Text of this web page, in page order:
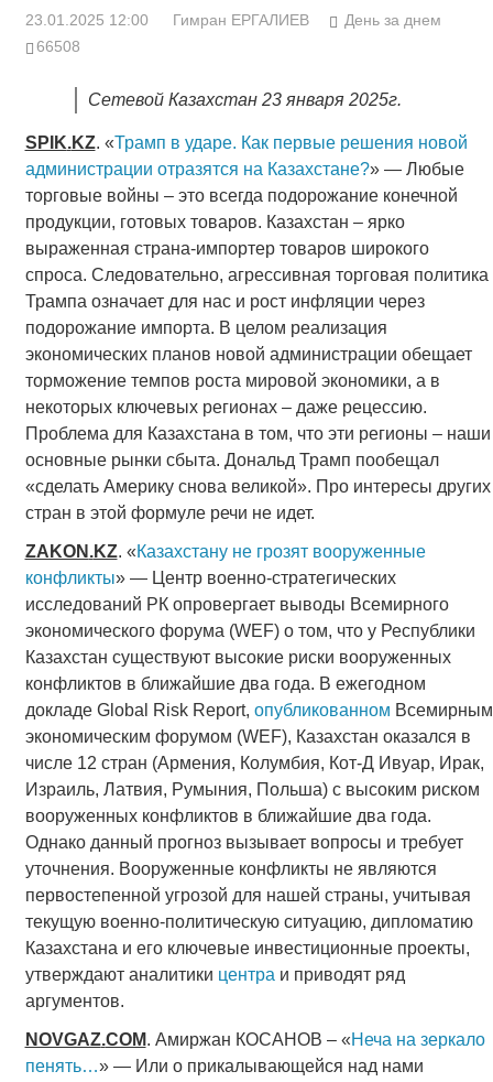
23.01.2025 12:00 Гимран ЕРГАЛИЕВ
День за днем
66508
Сетевой Казахстан 23 января 2025г.
SPIK.KZ. «Трамп в ударе. Как первые решения новой
администрации отразятся на Казахстане?» — Любые
торговые войны – это всегда подорожание конечной
продукции, готовых товаров. Казахстан – ярко
выраженная страна-импортер товаров широкого
спроса. Следовательно, агрессивная торговая политика
Трампа означает для нас и рост инфляции через
подорожание импорта. В целом реализация
экономических планов новой администрации обещает
торможение темпов роста мировой экономики, а в
некоторых ключевых регионах – даже рецессию.
Проблема для Казахстана в том, что эти регионы – наши
основные рынки сбыта. Дональд Трамп пообещал
«сделать Америку снова великой». Про интересы других
стран в этой формуле речи не идет.
ZAKON .KZ. «Казахстану не грозят вооруженные
конфликты» — Центр военно-стратегических
исследований РК опровергает выводы Всемирного
экономического форума (WEF) о том, что у Республики
Казахстан существуют высокие риски вооруженных
конфликтов в ближайшие два года. В ежегодном
докладе Global Risk Report, опубликованном Всемирным
экономическим форумом (WEF), Казахстан оказался в
числе 12 стран (Армения, Колумбия, Кот-Д Ивуар, Ирак,
Израиль, Латвия, Румыния, Польша) с высоким риском
вооруженных конфликтов в ближайшие два года.
Однако данный прогноз вызывает вопросы и требует
уточнения. Вооруженные конфликты не являются
первостепенной угрозой для нашей страны, учитывая
текущую военно-политическую ситуацию, дипломатию
Казахстана и его ключевые инвестиционные проекты,
утверждают аналитики центра и приводят ряд
аргументов.
NOVGAZ.COM. Амиржан КОСАНОВ – «Неча на зеркало
пенять…» — Или о прикалывающейся над нами